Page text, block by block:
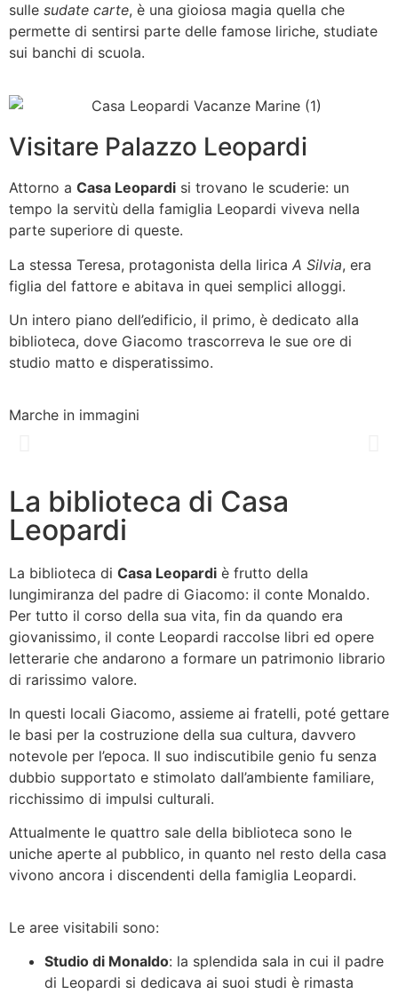
sulle sudate carte, è una gioiosa magia quella che
permette di sentirsi parte delle famose liriche, studiate
sui banchi di scuola.
Visitare Palazzo Leopardi
Attorno a Casa Leopardi si trovano le scuderie: un
tempo la servitù della famiglia Leopardi viveva nella
parte superiore di queste.
La stessa Teresa, protagonista della lirica A Silvia, era
figlia del fattore e abitava in quei semplici alloggi.
Un intero piano dell’edificio, il primo, è dedicato alla
biblioteca, dove Giacomo trascorreva le sue ore di
studio matto e disperatissimo.
Marche in immagini
La biblioteca di Casa
Leopardi
La biblioteca di Casa Leopardi è frutto della
lungimiranza del padre di Giacomo: il conte Monaldo.
Per tutto il corso della sua vita, fin da quando era
giovanissimo, il conte Leopardi raccolse libri ed opere
letterarie che andarono a formare un patrimonio librario
di rarissimo valore.
In questi locali Giacomo, assieme ai fratelli, poté gettare
le basi per la costruzione della sua cultura, davvero
notevole per l’epoca. Il suo indiscutibile genio fu senza
dubbio supportato e stimolato dall’ambiente familiare,
ricchissimo di impulsi culturali.
Attualmente le quattro sale della biblioteca sono le
uniche aperte al pubblico, in quanto nel resto della casa
vivono ancora i discendenti della famiglia Leopardi.
Le aree visitabili sono:
Studio di Monaldo: la splendida sala in cui il padre
di Leopardi si dedicava ai suoi studi è rimasta